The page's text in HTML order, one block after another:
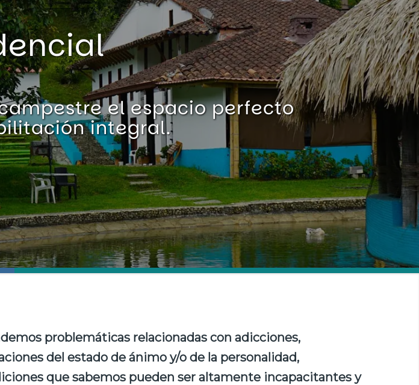
el espacio perfecto
integral.
problemáticas relacionadas con adicciones,
del estado de ánimo y/o de la personalidad,
que sabemos pueden ser altamente incapacitantes y